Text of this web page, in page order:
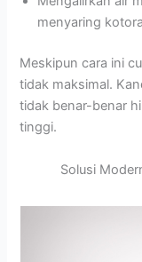
menyaring
Meskipun cara ini
tidak maksimal.
tidak benar-benar
tinggi.
Solusi